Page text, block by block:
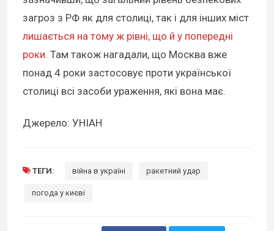
загроз з РФ як для столиці, так і для інших міст
лишається на тому ж рівні, що й у попередні
роки. Там також нагадали, що Москва вже
понад 4 роки застосовує проти української
столиці всі засоби ураження, які вона має.
Джерело: УНІАН
ТЕГИ: війна в україні ракетний удар
погода у києві